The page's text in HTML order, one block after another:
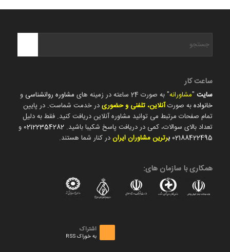
ساعت کار
سایت"مشاورانه" به صورت 24 ساعته در زمینه های مشاوره روانشناسی و
خانوادهبه صورتآنلاین، تلفنی و حضوریدر خدمت شماست. در پایین
تمام صفحات مرتبط می توانید مشاوره آنلاین دریافت کنید. فقط به دلیل
تعداد بالای سوالات، کمی در دریافت پاسخ شکیبا باشید. 02122354282 و
02188422495 برترین مشاوران ایراندر کنار شما هستند.
همکاری با سازمان های:
اشتراک
به خوراک RSS